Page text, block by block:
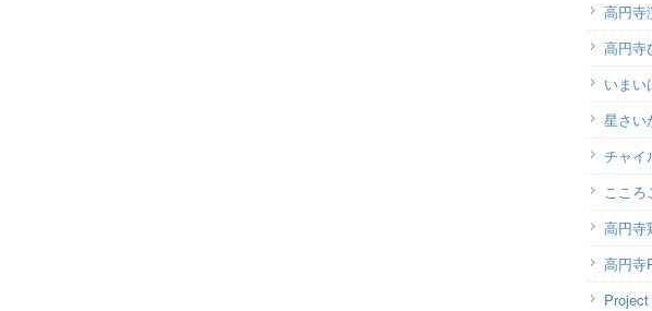
高円寺
高円寺
いまい
星さい
チャイ
こころ
高円寺
高円寺